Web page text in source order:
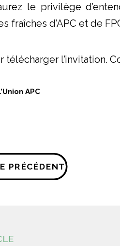
le privilège
fraîches d’APC et de
télécharger l’invitation.
APC
PRÉCÉDENT